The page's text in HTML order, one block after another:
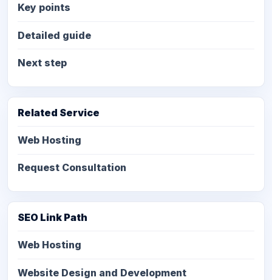
Key points
Detailed guide
Next step
Related Service
Web Hosting
Request Consultation
SEO Link Path
Web Hosting
Website Design and Development